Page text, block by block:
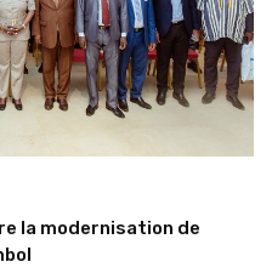
la modernisation de